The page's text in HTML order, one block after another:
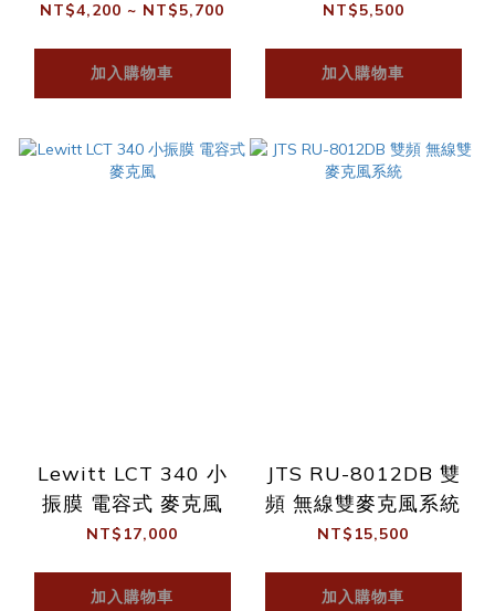
NT$4,200 ~ NT$5,700
加入購物車
NT$5,500
加入購物車
Lewitt LCT 340 小
振膜 電容式 麥克風
NT$17,000
加入購物車
JTS RU-8012DB 雙
頻 無線雙麥克風系統
NT$15,500
加入購物車